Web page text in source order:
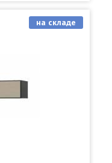
на складе